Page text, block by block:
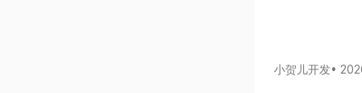
小贺儿开发•